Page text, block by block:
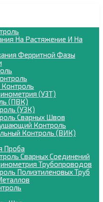
На Растяжение И На
Ферритной Фазы
(УЗТ)
(ПВК)
(УЗК)
Сварных Швов
Контроль
Контроль (ВИК)
Проба
Сварных Соединений
Трубопроводов
Полиэтиленовых Труб